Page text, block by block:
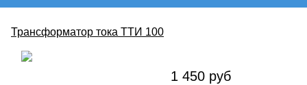
Трансформатор тока ТТИ 100
1 450 руб